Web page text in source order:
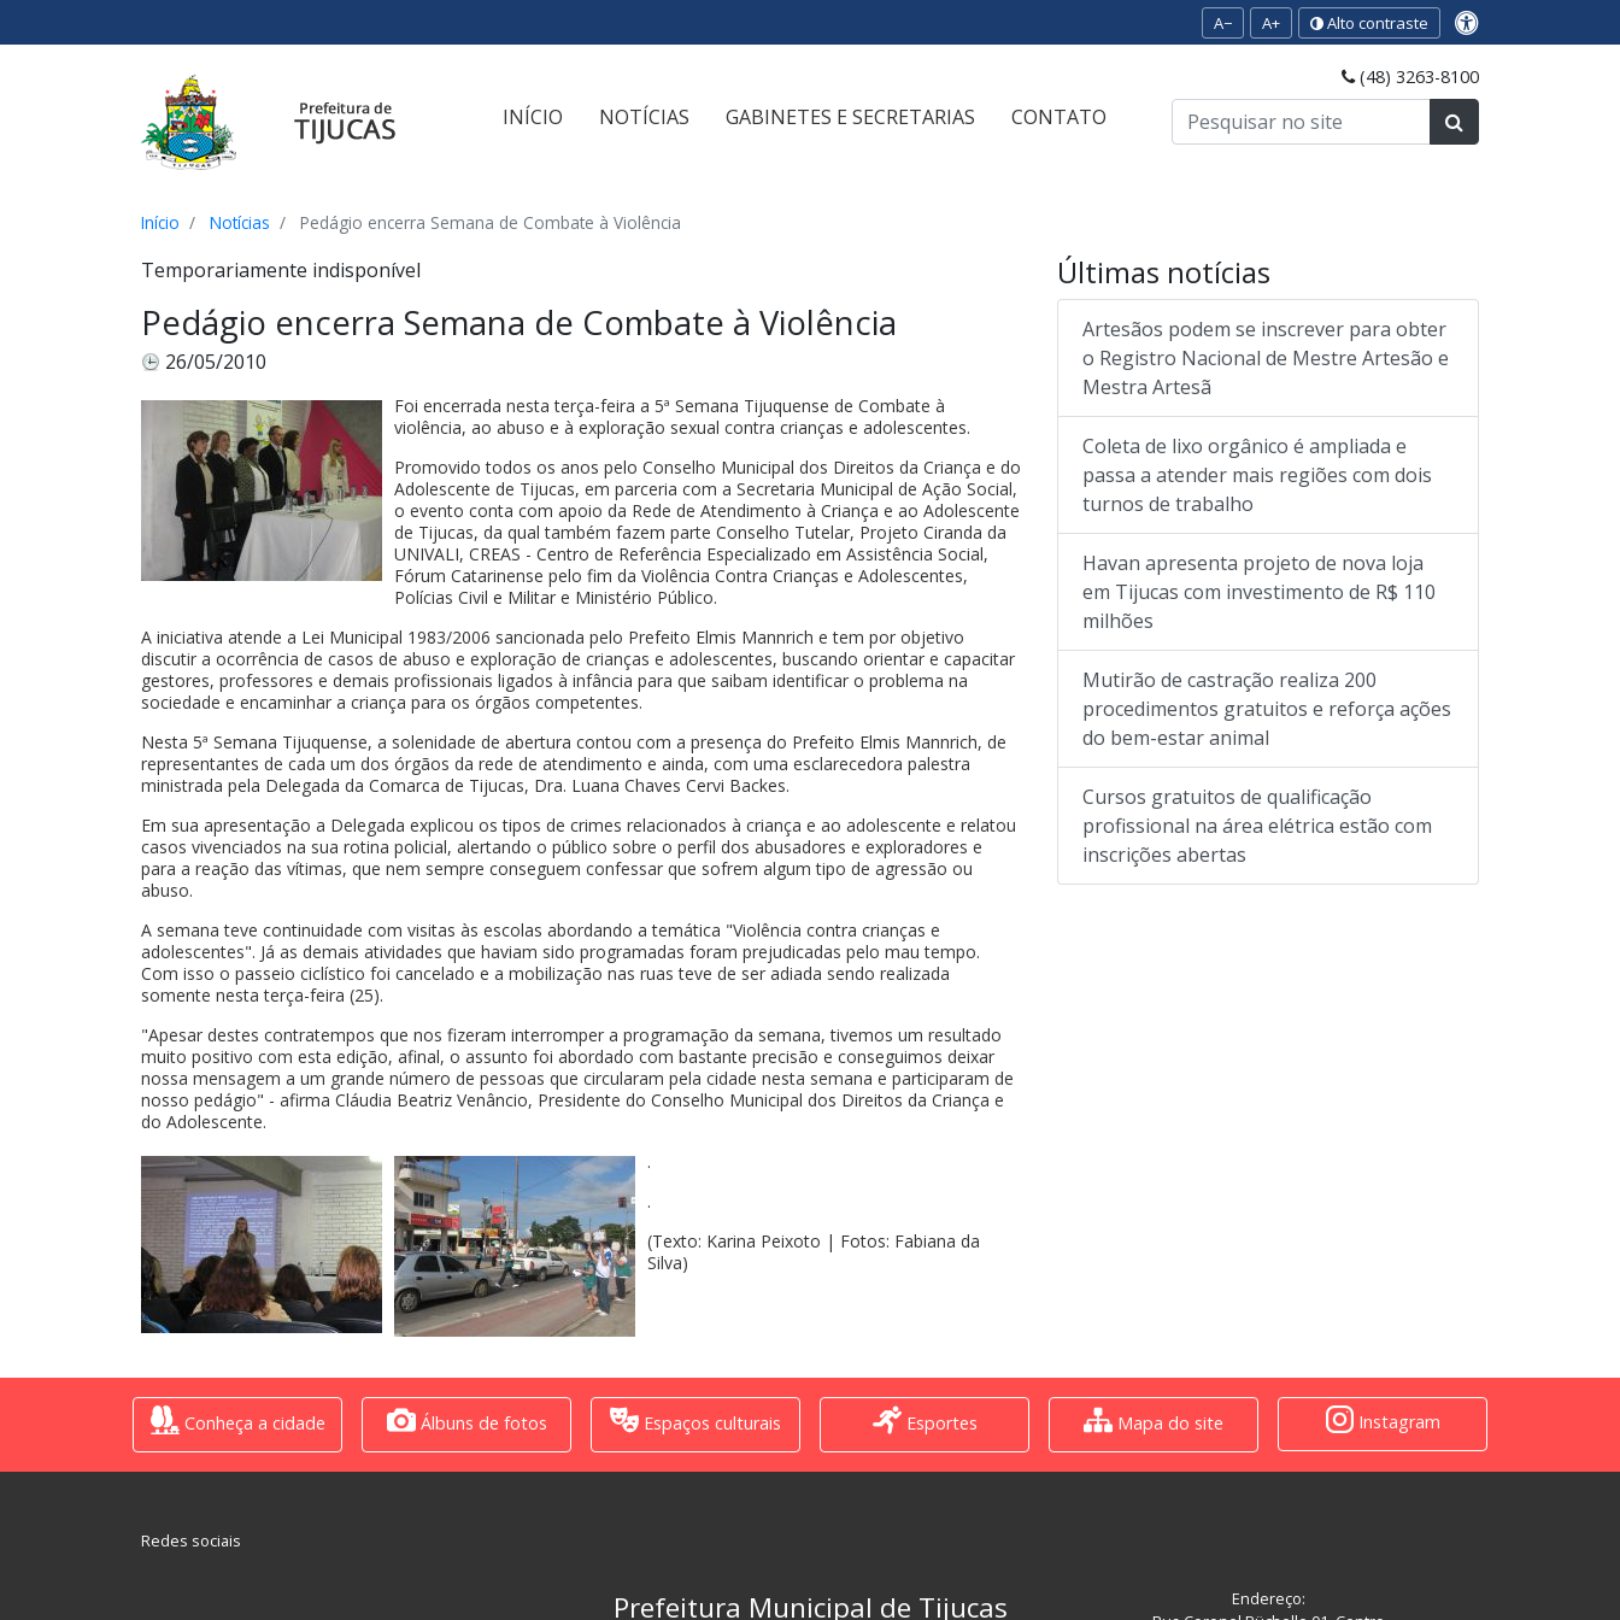
A− A+ Alto contraste
INÍCIO NOTÍCIAS GABINETES E SECRETARIAS CONTATO
(48) 3263-8100
Início Notícias Pedágio encerra Semana de Combate à Violência
Temporariamente indisponível
Pedágio encerra Semana de Combate à Violência
26/05/2010
Foi encerrada nesta terça-feira a 5ª Semana Tijuquense de Combate à
violência, ao abuso e à exploração sexual contra crianças e adolescentes.
Promovido todos os anos pelo Conselho Municipal dos Direitos da Criança e do
Adolescente de Tijucas, em parceria com a Secretaria Municipal de Ação Social,
o evento conta com apoio da Rede de Atendimento à Criança e ao Adolescente
de Tijucas, da qual também fazem parte Conselho Tutelar, Projeto Ciranda da
UNIVALI, CREAS - Centro de Referência Especializado em Assistência Social,
Fórum Catarinense pelo fim da Violência Contra Crianças e Adolescentes,
Polícias Civil e Militar e Ministério Público.
A iniciativa atende a Lei Municipal 1983/2006 sancionada pelo Prefeito Elmis Mannrich e tem por objetivo
discutir a ocorrência de casos de abuso e exploração de crianças e adolescentes, buscando orientar e capacitar
gestores, professores e demais profissionais ligados à infância para que saibam identificar o problema na
sociedade e encaminhar a criança para os órgãos competentes.
Nesta 5ª Semana Tijuquense, a solenidade de abertura contou com a presença do Prefeito Elmis Mannrich, de
representantes de cada um dos órgãos da rede de atendimento e ainda, com uma esclarecedora palestra
ministrada pela Delegada da Comarca de Tijucas, Dra. Luana Chaves Cervi Backes.
Em sua apresentação a Delegada explicou os tipos de crimes relacionados à criança e ao adolescente e relatou
casos vivenciados na sua rotina policial, alertando o público sobre o perfil dos abusadores e exploradores e
para a reação das vítimas, que nem sempre conseguem confessar que sofrem algum tipo de agressão ou
abuso.
A semana teve continuidade com visitas às escolas abordando a temática "Violência contra crianças e
adolescentes". Já as demais atividades que haviam sido programadas foram prejudicadas pelo mau tempo.
Com isso o passeio ciclístico foi cancelado e a mobilização nas ruas teve de ser adiada sendo realizada
somente nesta terça-feira (25).
"Apesar destes contratempos que nos fizeram interromper a programação da semana, tivemos um resultado
muito positivo com esta edição, afinal, o assunto foi abordado com bastante precisão e conseguimos deixar
nossa mensagem a um grande número de pessoas que circularam pela cidade nesta semana e participaram de
nosso pedágio" - afirma Cláudia Beatriz Venâncio, Presidente do Conselho Municipal dos Direitos da Criança e
do Adolescente.
.
.
(Texto: Karina Peixoto | Fotos: Fabiana da
Silva)
Últimas notícias
Artesãos podem se inscrever para obter
o Registro Nacional de Mestre Artesão e
Mestra Artesã
Coleta de lixo orgânico é ampliada e
passa a atender mais regiões com dois
turnos de trabalho
Havan apresenta projeto de nova loja
em Tijucas com investimento de R$ 110
milhões
Mutirão de castração realiza 200
procedimentos gratuitos e reforça ações
do bem-estar animal
Cursos gratuitos de qualificação
profissional na área elétrica estão com
inscrições abertas
Conheça a cidade Álbuns de fotos Espaços culturais Esportes Mapa do site Instagram
Redes sociais
Prefeitura Municipal de Tijucas
Endereço: